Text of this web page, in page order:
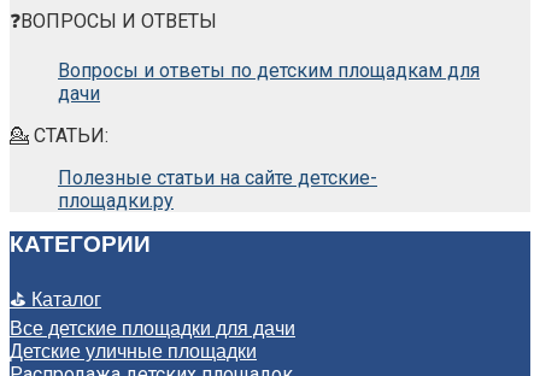
❓ВОПРОСЫ И ОТВЕТЫ
Вопросы и ответы по детским площадкам для
дачи
💁 СТАТЬИ:
Полезные статьи на сайте детские-
площадки.ру
КАТЕГОРИИ
⛳ Каталог
Все детские площадки для дачи
Детские уличные площадки